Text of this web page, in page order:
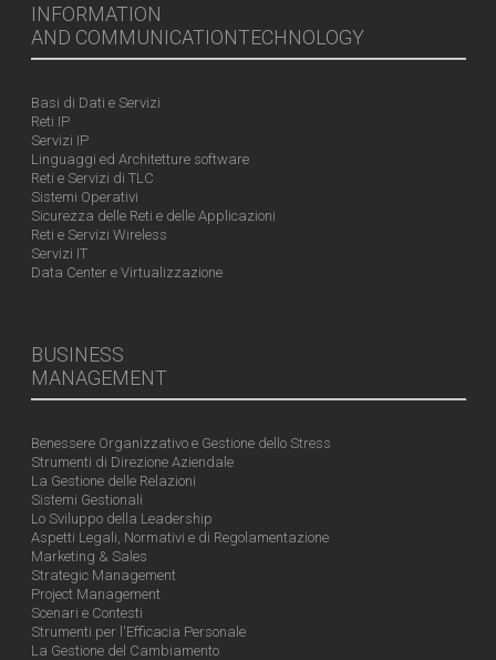
INFORMATION
AND COMMUNICATIONTECHNOLOGY
Basi di Dati e Servizi
Reti IP
Servizi IP
Linguaggi ed Architetture software
Reti e Servizi di TLC
Sistemi Operativi
Sicurezza delle Reti e delle Applicazioni
Reti e Servizi Wireless
Servizi IT
Data Center e Virtualizzazione
BUSINESS
MANAGEMENT
Benessere Organizzativo e Gestione dello Stress
Strumenti di Direzione Aziendale
La Gestione delle Relazioni
Sistemi Gestionali
Lo Sviluppo della Leadership
Aspetti Legali, Normativi e di Regolamentazione
Marketing & Sales
Strategic Management
Project Management
Scenari e Contesti
Strumenti per l'Efficacia Personale
La Gestione del Cambiamento